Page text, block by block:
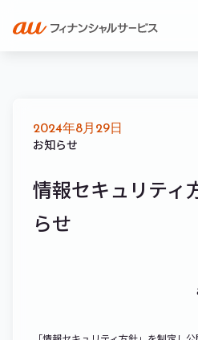
2024年8月29日
お知らせ
情報セキュリティ
らせ